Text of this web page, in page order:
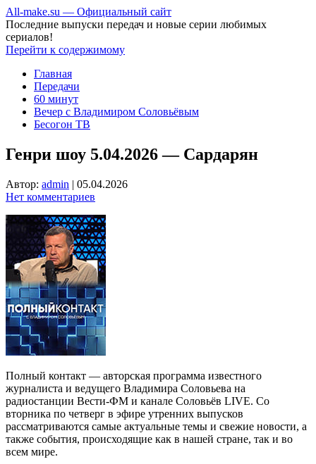
All-make.su — Официальный сайт
Последние выпуски передач и новые серии любимых
сериалов!
Перейти к содержимому
Главная
Передачи
60 минут
Вечер с Владимиром Соловьёвым
Бесогон ТВ
Генри шоу 5.04.2026 — Сардарян
Автор: admin | 05.04.2026
Нет комментариев
Полный контакт — авторская программа известного
журналиста и ведущего Владимира Соловьева на
радиостанции Вести-ФМ и канале Соловьёв LIVE. Со
вторника по четверг в эфире утренних выпусков
рассматриваются самые актуальные темы и свежие новости, а
также события, происходящие как в нашей стране, так и во
всем мире.